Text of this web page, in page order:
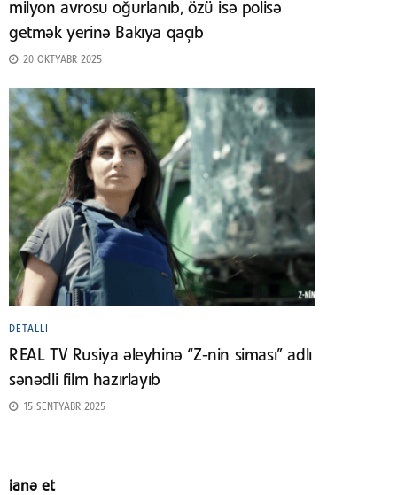
milyon avrosu oğurlanıb, özü isə polisə
getmək yerinə Bakıya qaçıb
20 OKTYABR 2025
DETALLI
REAL TV Rusiya əleyhinə “Z-nin siması” adlı
sənədli film hazırlayıb
15 SENTYABR 2025
ianə et